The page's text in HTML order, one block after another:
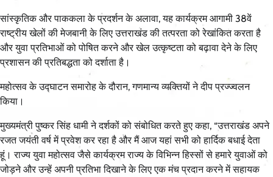
सांस्कृतिक और पाककला के प्रदर्शन के अलावा, यह कार्यक्रम आगामी 38वें
राष्ट्रीय खेलों की मेजबानी के लिए उत्तराखंड की तत्परता को रेखांकित करता है
और युवा प्रतिभाओं को पोषित करने और खेल उत्कृष्टता को बढ़ावा देने के लिए
प्रशासन की प्रतिबद्धता को दर्शाता है।
महोत्सव के उद्घाटन समारोह के दौरान, गणमान्य व्यक्तियों ने दीप प्रज्ज्वलन
किया।
मुख्यमंत्री पुष्कर सिंह धामी ने दर्शकों को संबोधित करते हुए कहा, “उत्तराखंड अपने
रजत जयंती वर्ष में प्रवेश कर रहा है और मैं आज यहां सभी को हार्दिक बधाई देता
हूं। राज्य युवा महोत्सव जैसे कार्यक्रम राज्य के विभिन्न हिस्सों से हमारे युवाओं को
जोड़ने और उन्हें अपनी प्रतिभा दिखाने के लिए एक मंच प्रदान करने में सहायक